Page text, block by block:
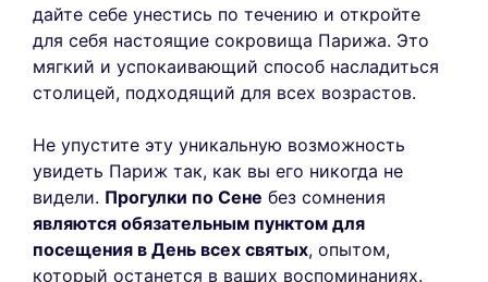
дайте себе унестись по течению и откройте
для себя настоящие сокровища Парижа. Это
мягкий и успокаивающий способ насладиться
столицей, подходящий для всех возрастов.
Не упустите эту уникальную возможность
увидеть Париж так, как вы его никогда не
видели. Прогулки по Сене без сомнения
являются обязательным пунктом для
посещения в День всех святых, опытом,
который останется в ваших воспоминаниях.